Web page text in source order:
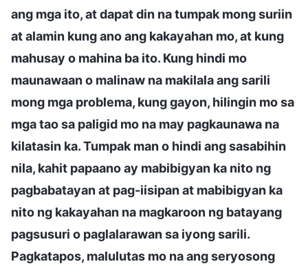
ang mga ito, at dapat din na tumpak mong suriin
at alamin kung ano ang kakayahan mo, at kung
mahusay o mahina ba ito. Kung hindi mo
maunawaan o malinaw na makilala ang sarili
mong mga problema, kung gayon, hilingin mo sa
mga tao sa paligid mo na may pagkaunawa na
kilatasin ka. Tumpak man o hindi ang sasabihin
nila, kahit papaano ay mabibigyan ka nito ng
pagbabatayan at pag-iisipan at mabibigyan ka
nito ng kakayahan na magkaroon ng batayang
pagsusuri o paglalarawan sa iyong sarili.
Pagkatapos, malulutas mo na ang seryosong